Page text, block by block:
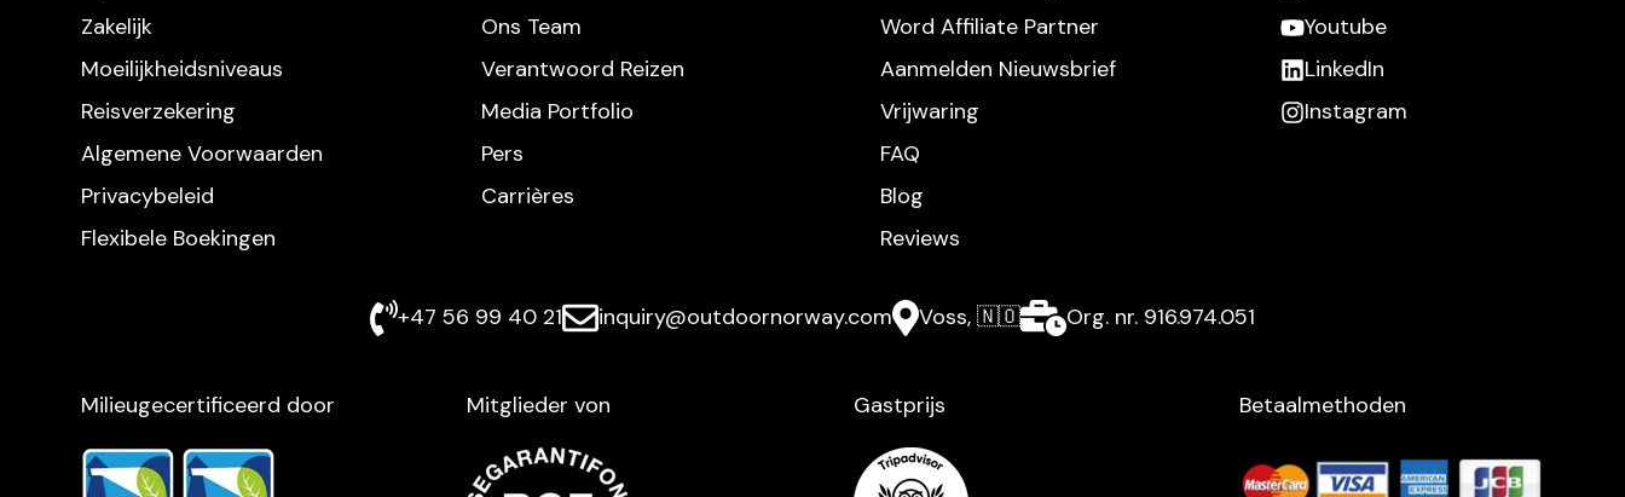
Zakelijk
Moeilijkheidsniveaus
Reisverzekering
Algemene Voorwaarden
Privacybeleid
Flexibele Boekingen
Ons Team
Verantwoord Reizen
Media Portfolio
Pers
Carrières
Word Affiliate Partner
Aanmelden Nieuwsbrief
Vrijwaring
FAQ
Blog
Reviews
Youtube
LinkedIn
Instagram
+47 56 99 40 21 inquiry@outdoornorway.com Voss, 🇳🇴 Org. nr. 916.974.051
Milieugecertificeerd door Mitglieder von Gastprijs Betaalmethoden